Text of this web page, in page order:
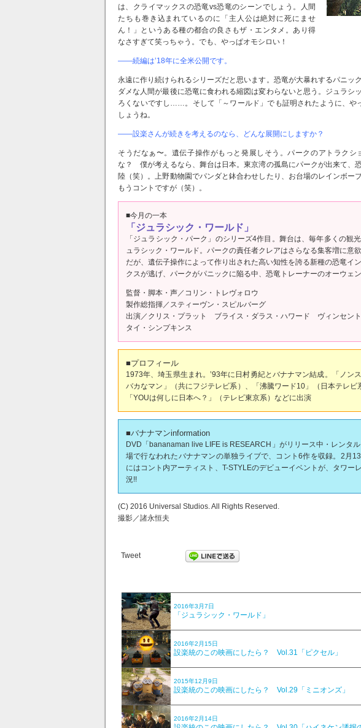
は、クライマックスの恐竜vs恐竜のシーンでしょう。人間
たちも巻き込まれているのに「主人公は絶対に死にませ
ん！」というある種の都合の良さもザ・エンタメ。あり得
なさすぎて笑っちゃう。でも、やっぱオモシロい！
――続編は’18年に全米公開です。
永遠に作り続けられるシリーズだと思います。恐竜が大暴れするパニッ
ダメな人間が最後に恐竜に食われる縮図は変わらないと思う。ジュラシ
ろくないですし……。そして「～ワールド」でも証明されたように、や
しょうね。
――設楽さんが続きを考えるのなら、どんな展開にしますか？
そうだなぁ〜。遺伝子操作がもっと発展しそう。パークのアトラク
な？ 僕が考えるなら、舞台は日本。東京湾の孤島にパークが出来て、
陸（笑）。上野動物園でパンダと鉢合わせしたり、お台場のレインボー
もうコントですが（笑）。
■今月の一本
「ジュラシック・ワールド」
「ジュラシック・パーク」のシリーズ4作目。舞台は、毎年多くの観
ュラシック・ワールド。パークの責任者クレアはさらなる集客増に意欲
だが、遺伝子操作によって作り出された高い知性を誇る新種の恐竜イ
クスが逃げ、パークがパニックに陥る中、恐竜トレーナーのオーウェン
監督・脚本・声／コリン・トレヴォロウ
製作総指揮／スティーヴン・スピルバーグ
出演／クリス・プラット ブライス・ダラス・ハワード ヴィンセン
タイ・シンプキンス
■プロフィール
1973年、埼玉県生まれ。’93年に日村勇紀とバナナマン結成。「ノン
バカなマン」（共にフジテレビ系）、「沸騰ワード10」（日本テレビ
「YOUは何しに日本へ？」（テレビ東京系）などに出演
■バナナマンinformation
DVD「bananaman live LIFE is RESEARCH」がリリース中・レンタ
場で行なわれたバナナマンの単独ライブで、コント6作を収録。2月
にはコント内アーティスト、T-STYLEのデビューイベントが、タワー
況!!
(C) 2016 Universal Studios. All Rights Reserved.
撮影／諸永恒夫
Tweet
2016年3月7日
「ジュラシック・ワールド」
2016年2月15日
設楽統のこの映画にしたら？ Vol.31「ピクセル」
2015年12月9日
設楽統のこの映画にしたら？ Vol.29「ミニオンズ」
2016年2月14日